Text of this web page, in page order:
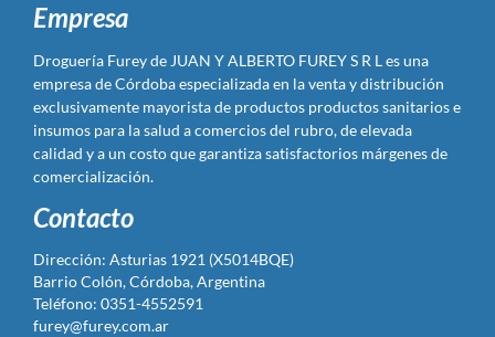
Empresa
Droguería Furey de JUAN Y ALBERTO FUREY S R L es una
empresa de Córdoba especializada en la venta y distribución
exclusivamente mayorista de productos productos sanitarios e
insumos para la salud a comercios del rubro, de elevada
calidad y a un costo que garantiza satisfactorios márgenes de
comercialización.
Contacto
Dirección: Asturias 1921 (X5014BQE)
Barrio Colón, Córdoba, Argentina
Teléfono: 0351-4552591
furey@furey.com.ar